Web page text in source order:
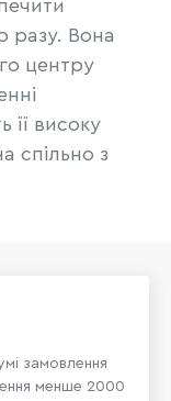
разу. Вона
центру
її високу
спільно з
замовлення
менше 2000